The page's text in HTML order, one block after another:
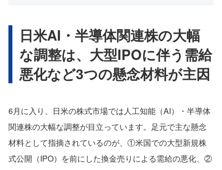
日米AI・半導体関連株の大幅
な調整は、大型IPOに伴う需給
悪化など3つの懸念材料が主因
6月に入り、日米の株式市場では人工知能（AI）・半導体
関連株の大幅な調整が目立っています。足元で主な懸念
材料として指摘されているのが、①米国での大型新規株
式公開（IPO）を前にした換金売りによる需給の悪化、②